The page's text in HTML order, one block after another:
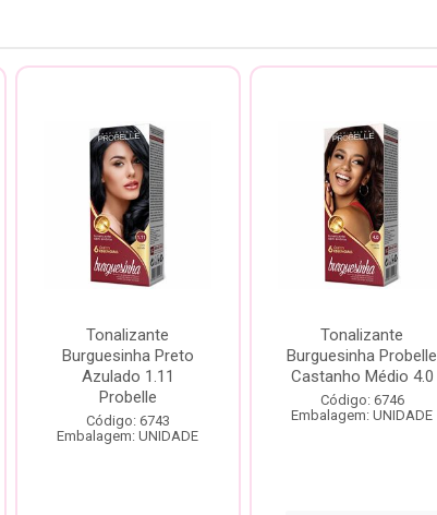
Tonalizante
Burguesinha Preto
Azulado 1.11
Probelle
Código: 6743
Embalagem: UNIDADE
Tonalizante
Burguesinha Probelle
Castanho Médio 4.0
Código: 6746
Embalagem: UNIDADE